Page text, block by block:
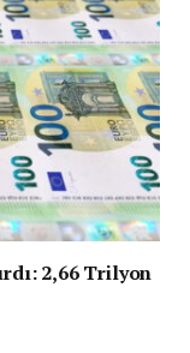
2,66 Trilyon